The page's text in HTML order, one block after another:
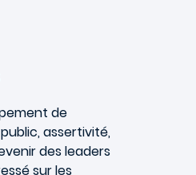
de
assertivité,
des leaders
sur les